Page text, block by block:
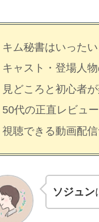
キム秘書はいった
キャスト・登場人
見どころと初心者
50代の正直レビュー
視聴できる動画配
ソジュン